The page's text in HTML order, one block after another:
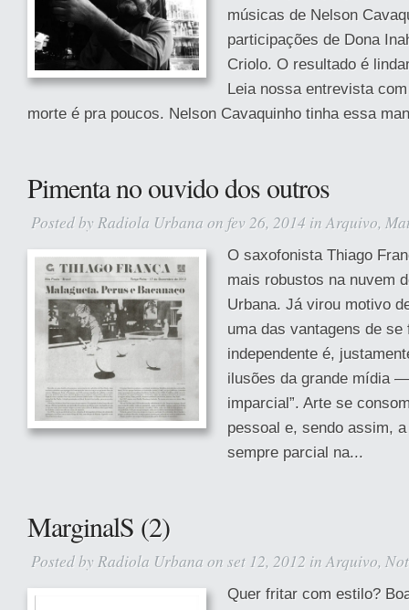
músicas de Nelson
participações de Dona
Criolo. O resultado é
Leia nossa entrevista
morte é pra poucos. Nelson Cavaquinho tinha essa
Pimenta no ouvido dos outros
Posted by Radiola Urbana on fev 26, 2014 inArquivo,
O saxofonista Thiago
mais robustos na nuvem
Urbana. Já virou motivo
uma das vantagens de se
independente é,
ilusões da grande mídia
imparcial”. Arte se
pessoal e, sendo assim,
sempre parcial na...
MarginalS (2)
Posted by Radiola Urbana on set 12, 2012 inArquivo,
Quer fritar com estilo?